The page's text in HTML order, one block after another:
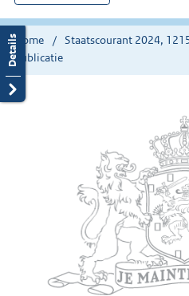
hier:
Home Staatscourant 2024,
publicatie